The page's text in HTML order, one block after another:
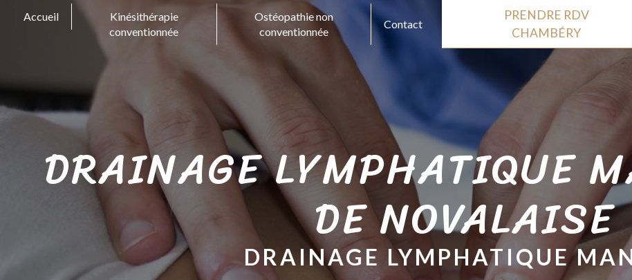
Accueil
Kinésithérapie
conventionnée
Ostéopathie non
conventionnée
Contact
PRENDRE RDV
CHAMBÉRY
DRAINAGE LYMPHATIQUE
DE NOVALAISE
DRAINAGE LYMPHATIQUE
Panneau de gestion des cookies